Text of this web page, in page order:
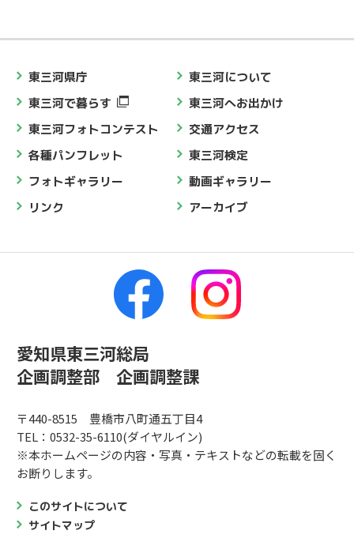
東三河県庁
東三河について
東三河で暮らす
東三河へお出かけ
東三河フォトコンテスト
交通アクセス
各種パンフレット
東三河検定
フォトギャラリー
動画ギャラリー
リンク
アーカイブ
愛知県東三河総局
企画調整部 企画調整課
〒440-8515 豊橋市八町通五丁目4
TEL：0532-35-6110(ダイヤルイン)
※本ホームページの内容・写真・テキストなどの転載を固く
お断りします。
このサイトについて
サイトマップ